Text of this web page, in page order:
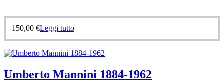
150,00 €Leggi tutto
Umberto Mannini 1884-1962